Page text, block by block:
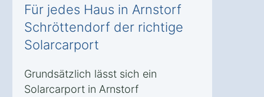
Für jedes Haus in Arnstorf
Schröttendorf der richtige
Solarcarport
Grundsätzlich lässt sich ein
Solarcarport in Arnstorf